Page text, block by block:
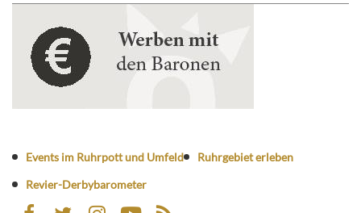
Events im Ruhrpott und Umfeld
Ruhrgebiet erleben
Revier-Derbybarometer